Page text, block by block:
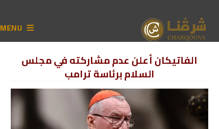
MENU
الفاتيكان أعلن عدم مشاركته في مجلس
السلام برئاسة ترامب